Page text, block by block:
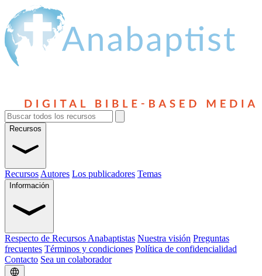
Recursos
Recursos Autores Los publicadores Temas
Información
Respecto de Recursos Anabaptistas Nuestra visión Preguntas
frecuentes Términos y condiciones Política de confidencialidad
Contacto Sea un colaborador